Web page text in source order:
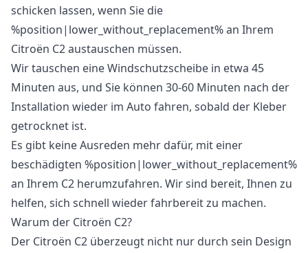
schicken lassen, wenn Sie die
%position|lower_without_replacement% an Ihrem
Citroën C2 austauschen müssen.
Wir tauschen eine Windschutzscheibe in etwa 45
Minuten aus, und Sie können 30-60 Minuten nach der
Installation wieder im Auto fahren, sobald der Kleber
getrocknet ist.
Es gibt keine Ausreden mehr dafür, mit einer
beschädigten %position|lower_without_replacement%
an Ihrem C2 herumzufahren. Wir sind bereit, Ihnen zu
helfen, sich schnell wieder fahrbereit zu machen.
Warum der Citroën C2?
Der Citroën C2 überzeugt nicht nur durch sein Design